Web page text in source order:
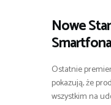
Nowe
Ostatnie
pokazują, że
wszystkim na